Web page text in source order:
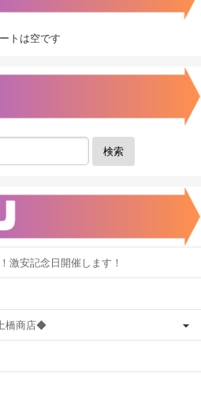
トは空です
検索
激安記念日開催します！
橋商店◆